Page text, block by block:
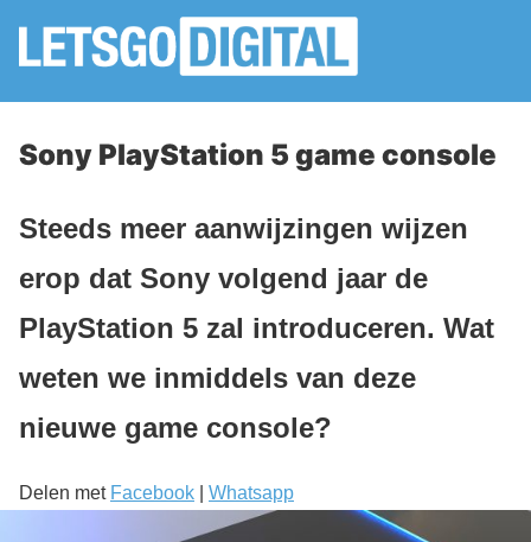
Sony PlayStation 5 game console
Steeds meer aanwijzingen wijzen
erop dat Sony volgend jaar de
PlayStation 5 zal introduceren. Wat
weten we inmiddels van deze
nieuwe game console?
Delen met Facebook Whatsapp